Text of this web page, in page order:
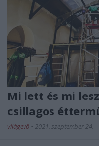
Mi lett és mi
csillagos
világevő • 2021. szeptember 24.